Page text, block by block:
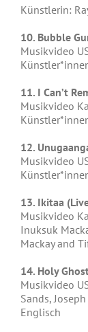
Künstlerin:
10. Bubble
Musikvideo
11. I Can’t
Musikvideo
12.
Musikvideo
13. Ikitaa
Musikvideo
Inuksuk
Mackay and
14. Holy
Musikvideo
Sands,
Englisch